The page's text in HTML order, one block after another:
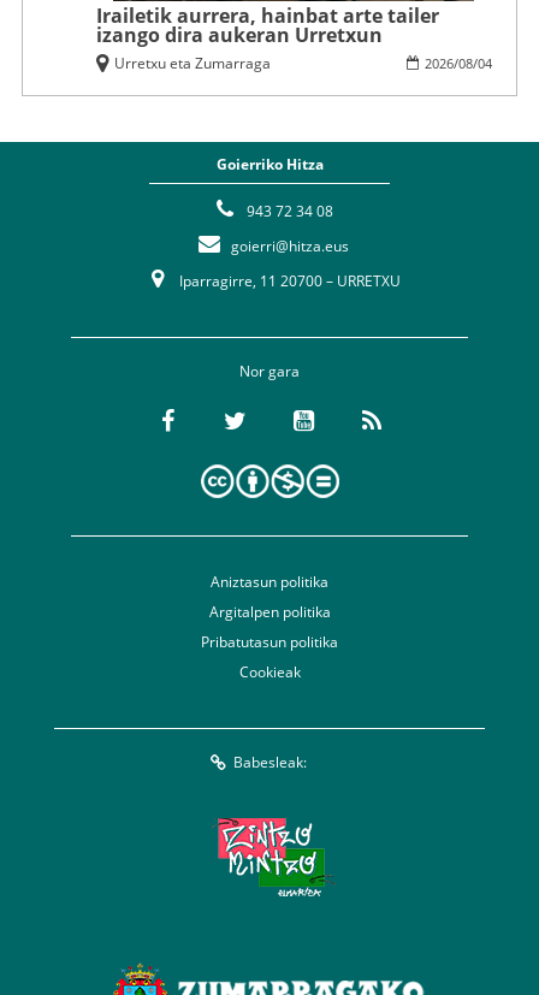
Irailetik aurrera, hainbat arte tailer
izango dira aukeran Urretxun
2026/08/04
Urretxu eta Zumarraga
Goierriko Hitza
943 72 34 08
goierri@hitza.eus
Iparragirre, 11 20700 – URRETXU
Nor gara
Aniztasun politika
Argitalpen politika
Pribatutasun politika
Cookieak
Babesleak: